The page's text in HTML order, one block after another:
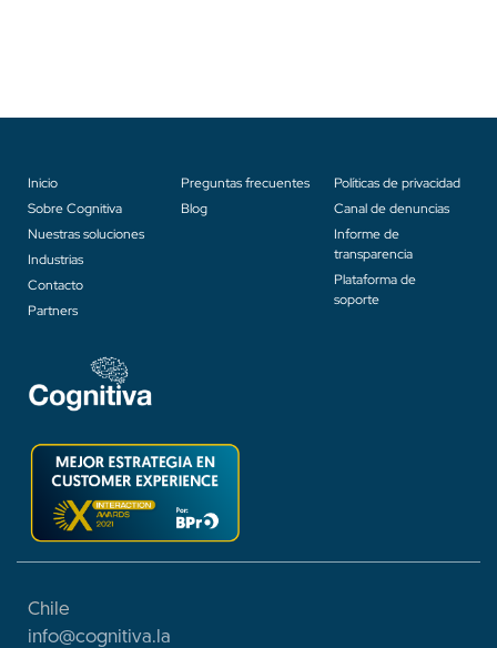
Inicio
Sobre Cognitiva
Nuestras soluciones
Industrias
Contacto
Partners
Preguntas frecuentes
Blog
Políticas de privacidad
Canal de denuncias
Informe de
transparencia
Plataforma de
soporte
Chile
info@cognitiva. la